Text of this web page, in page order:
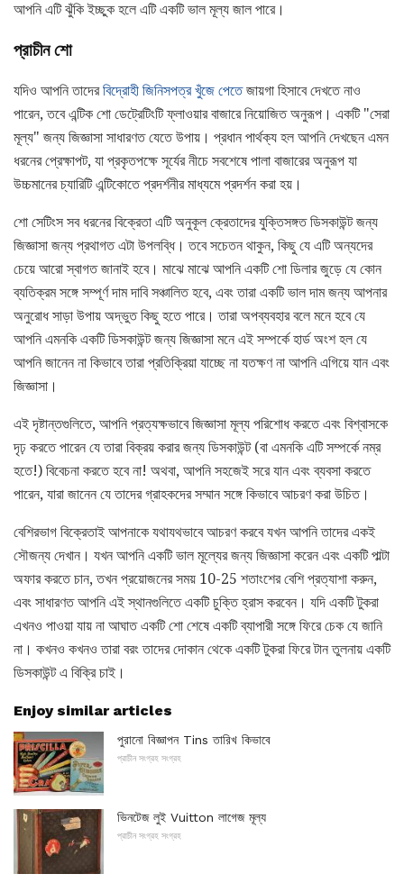
আপনি এটি ঝুঁকি ইচ্ছুক হলে এটি একটি ভাল মূল্য জাল পারে।
প্রাচীন শো
যদিও আপনি তাদেরবিদ্রোহী জিনিসপত্র খুঁজে পেতেজায়গা হিসাবে দেখতে নাও
পারেন, তবে এন্টিক শো ডেট্রেটিংটি ফ্লাওয়ার বাজারে নিয়োজিত অনুরূপ। একটি "সেরা
মূল্য" জন্য জিজ্ঞাসা সাধারণত যেতে উপায়। প্রধান পার্থক্য হল আপনি দেখছেন এমন
ধরনের প্রেক্ষাপট, যা প্রকৃতপক্ষে সূর্যের নীচে সবশেষে পালা বাজারের অনুরূপ যা
উচ্চমানের চ্যারিটি এন্টিকোতে প্রদর্শনীর মাধ্যমে প্রদর্শন করা হয়।
শো সেটিংস সব ধরনের বিক্রেতা এটি অনুকূল ক্রেতাদের যুক্তিসঙ্গত ডিসকাউন্ট জন্য
জিজ্ঞাসা জন্য প্রথাগত এটা উপলব্ধি। তবে সচেতন থাকুন, কিছু যে এটি অন্যদের
চেয়ে আরো স্বাগত জানাই হবে। মাঝে মাঝে আপনি একটি শো ডিলার জুড়ে যে কোন
ব্যতিক্রম সঙ্গে সম্পূর্ণ দাম দাবি সঞ্চালিত হবে, এবং তারা একটি ভাল দাম জন্য আপনার
অনুরোধ সাড়া উপায় অদ্ভুত কিছু হতে পারে। তারা অপব্যবহার বলে মনে হবে যে
আপনি এমনকি একটি ডিসকাউন্ট জন্য জিজ্ঞাসা মনে এই সম্পর্কে হার্ড অংশ হল যে
আপনি জানেন না কিভাবে তারা প্রতিক্রিয়া যাচ্ছে না যতক্ষণ না আপনি এগিয়ে যান এবং
জিজ্ঞাসা।
এই দৃষ্টান্তগুলিতে, আপনি প্রত্যক্ষভাবে জিজ্ঞাসা মূল্য পরিশোধ করতে এবং বিশ্বাসকে
দৃঢ় করতে পারেন যে তারা বিক্রয় করার জন্য ডিসকাউন্ট (বা এমনকি এটি সম্পর্কে নম্র
হতে!) বিবেচনা করতে হবে না! অথবা, আপনি সহজেই সরে যান এবং ব্যবসা করতে
পারেন, যারা জানেন যে তাদের গ্রাহকদের সম্মান সঙ্গে কিভাবে আচরণ করা উচিত।
বেশিরভাগ বিক্রেতাই আপনাকে যথাযথভাবে আচরণ করবে যখন আপনি তাদের একই
সৌজন্য দেখান। যখন আপনি একটি ভাল মূল্যের জন্য জিজ্ঞাসা করেন এবং একটি পাল্টা
অফার করতে চান, তখন প্রয়োজনের সময় 10-25 শতাংশের বেশি প্রত্যাশা করুন,
এবং সাধারণত আপনি এই স্থানগুলিতে একটি চুক্তি হ্রাস করবেন। যদি একটি টুকরা
এখনও পাওয়া যায় না আঘাত একটি শো শেষে একটি ব্যাপারী সঙ্গে ফিরে চেক যে জানি
না। কখনও কখনও তারা বরং তাদের দোকান থেকে একটি টুকরা ফিরে টান তুলনায় একটি
ডিসকাউন্ট এ বিক্রি চাই।
Enjoy similar articles
পুরানো বিজ্ঞাপন Tins তারিখ কিভাবে
প্রাচীন সংগ্রহ সংগ্রহ
ভিনটেজ লুই Vuitton লাগেজ মূল্য
প্রাচীন সংগ্রহ সংগ্রহ